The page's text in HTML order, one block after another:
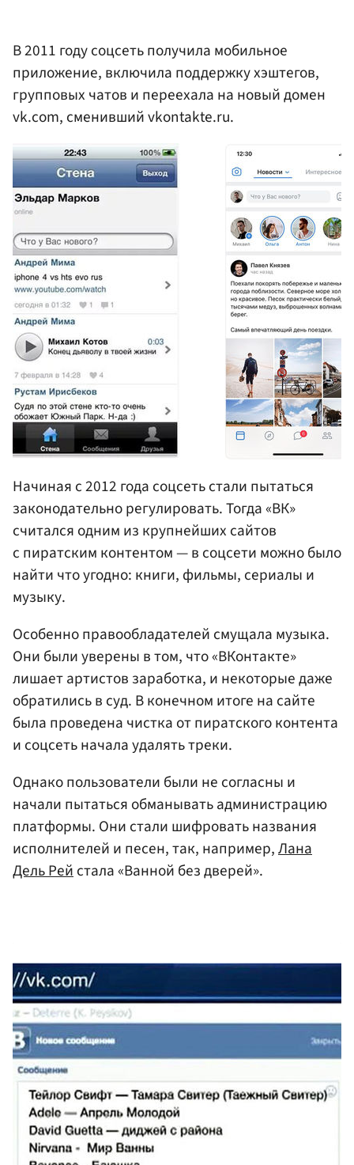
В 2011 году соцсеть получила мобильное
приложение, включила поддержку хэштегов,
групповых чатов и переехала на новый домен
vk.com, сменивший vkontakte.ru.
Начиная с 2012 года соцсеть стали пытаться
законодательно регулировать. Тогда «ВК»
считался одним из крупнейших сайтов
с пиратским контентом — в соцсети можно было
найти что угодно: книги, фильмы, сериалы и
музыку.
Особенно правообладателей смущала музыка.
Они были уверены в том, что «ВКонтакте»
лишает артистов заработка, и некоторые даже
обратились в суд. В конечном итоге на сайте
была проведена чистка от пиратского контента
и соцсеть начала удалять треки.
Однако пользователи были не согласны и
начали пытаться обманывать администрацию
платформы. Они стали шифровать названия
исполнителей и песен, так, например,Лана
Дель Рейстала «Ванной без дверей».